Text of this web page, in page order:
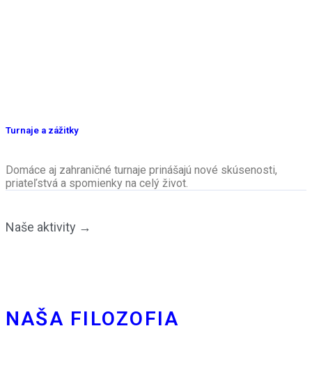
Turnaje a zážitky
Domáce aj zahraničné turnaje prinášajú nové skúsenosti,
priateľstvá a spomienky na celý život.
Naše aktivity →
NAŠA FILOZOFIA